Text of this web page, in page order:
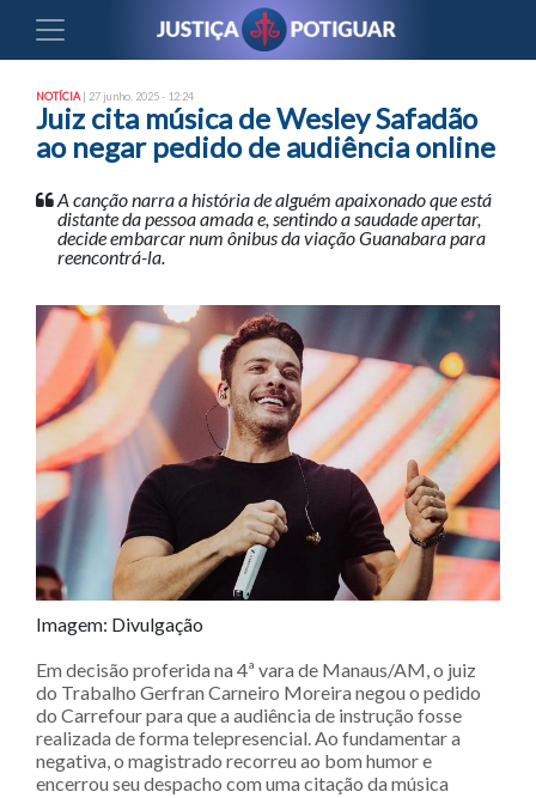
NOTÍCIA | 27 junho, 2025 - 12:24
Juiz cita música de Wesley Safadão
ao negar pedido de audiência online
A canção narra a história de alguém apaixonado que está
distante da pessoa amada e, sentindo a saudade apertar,
decide embarcar num ônibus da viação Guanabara para
reencontrá-la.
Imagem: Divulgação
Em decisão proferida na 4ª vara de Manaus/AM, o juiz
do Trabalho Gerfran Carneiro Moreira negou o pedido
do Carrefour para que a audiência de instrução fosse
realizada de forma telepresencial. Ao fundamentar a
negativa, o magistrado recorreu ao bom humor e
encerrou seu despacho com uma citação da música